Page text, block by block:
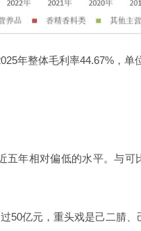
年整体毛利率44.67%，单
五年相对偏低的水平。与
50亿元，重头戏是己二腈